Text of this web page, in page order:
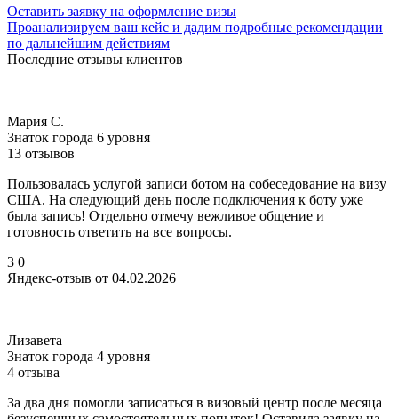
Оставить заявку на оформление визы
Проанализируем ваш кейс и дадим подробные рекомендации
по дальнейшим действиям
Последние отзывы клиентов
Мария С.
Знаток города 6 уровня
13 отзывов
Пользовалась услугой записи ботом на собеседование на визу
США. На следующий день после подключения к боту уже
была запись! Отдельно отмечу вежливое общение и
готовность ответить на все вопросы.
3 0
Яндекс-отзыв от 04.02.2026
Лизавета
Знаток города 4 уровня
4 отзыва
За два дня помогли записаться в визовый центр после месяца